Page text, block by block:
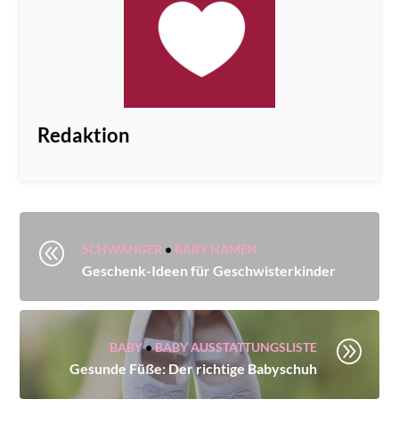
Redaktion
@ SCHWANGER • BABY NAMEN
Geschenk-Ideen für Geschwisterkinder
BABY•BABY AUSSTATTUNGSLISTE
Gesunde Füße: Der richtige Babyschuh
A